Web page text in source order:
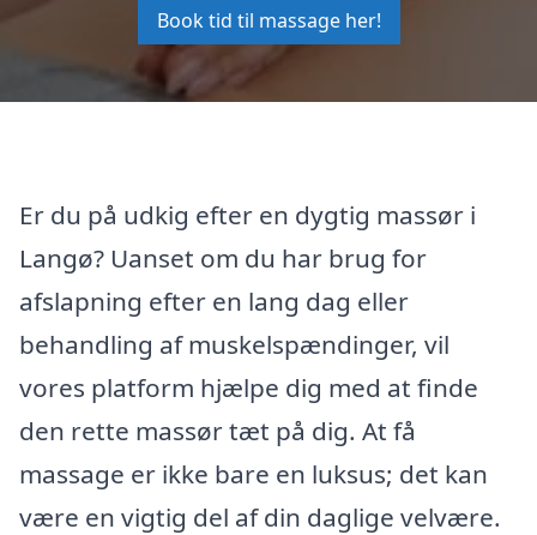
Book tid til massage her!
Er du på udkig efter en dygtig massør i
Langø? Uanset om du har brug for
afslapning efter en lang dag eller
behandling af muskelspændinger, vil
vores platform hjælpe dig med at finde
den rette massør tæt på dig. At få
massage er ikke bare en luksus; det kan
være en vigtig del af din daglige velvære.